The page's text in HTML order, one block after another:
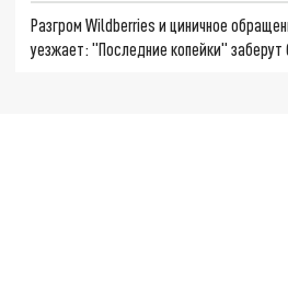
Разгром Wildberries и циничное
уезжает: "Последние копейки" заберут